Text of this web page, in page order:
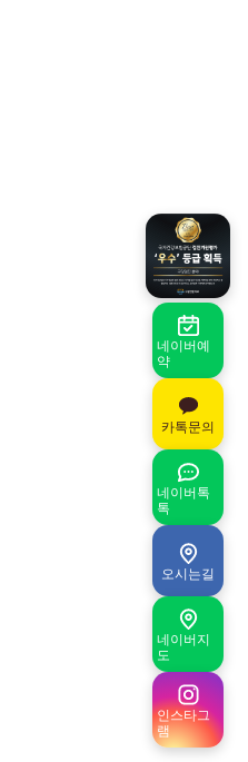
네이버예
약
카톡문의
네이버톡
톡
오시는길
네이버지
도
인스타그
램